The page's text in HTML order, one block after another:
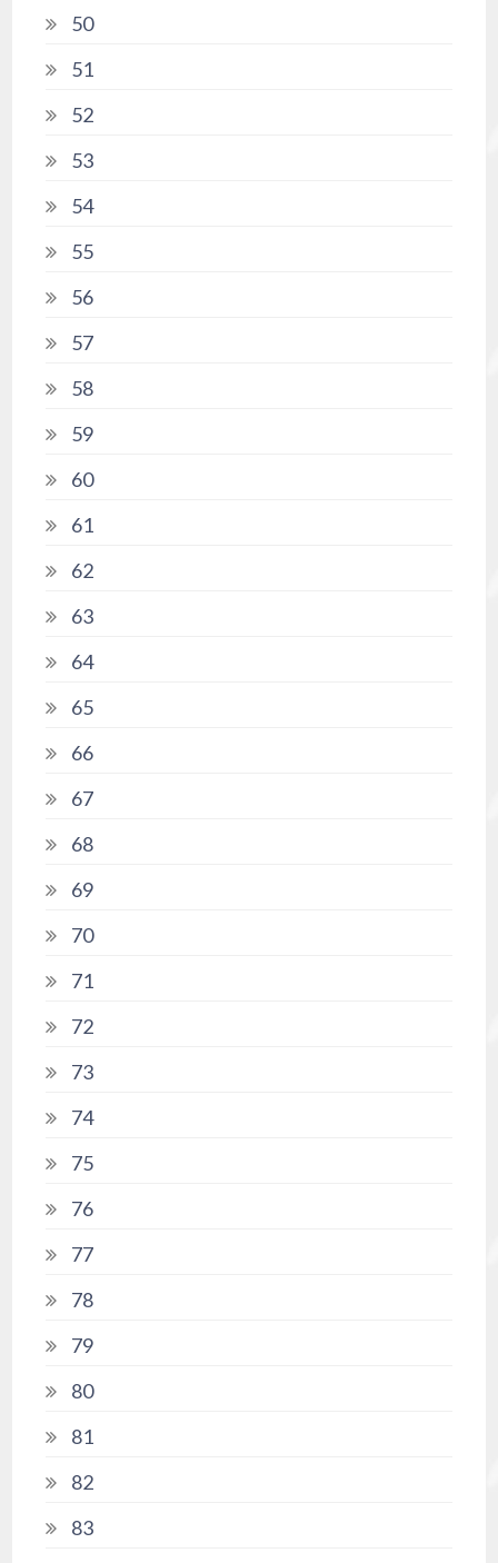
50
51
52
53
54
55
56
57
58
59
60
61
62
63
64
65
66
67
68
69
70
71
72
73
74
75
76
77
78
79
80
81
82
83